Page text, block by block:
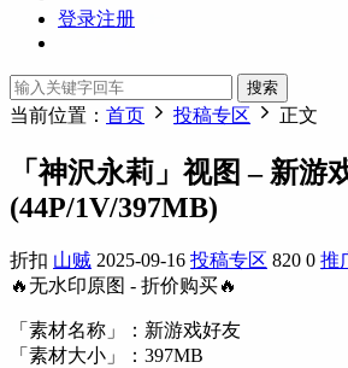
登录注册
搜索
当前位置： 首页 投稿专区 正文
「神沢永莉」视图 – 新游
(44P/1V/397MB)
折扣 山贼 2025-09-16 投稿专区 820 0 推
🔥无水印原图 - 折价购买🔥
「素材名称」：新游戏好友
「素材大小」：397MB